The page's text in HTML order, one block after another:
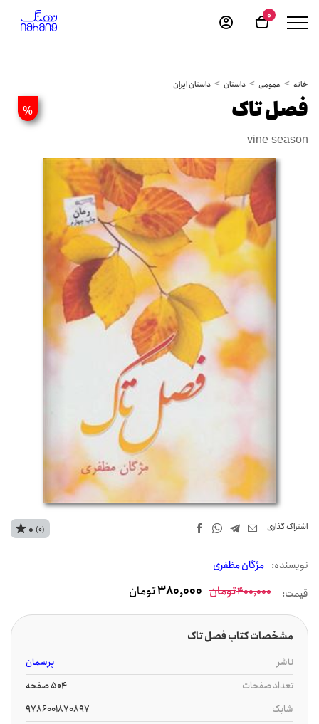
0
خانه عمومی داستان داستان ایران
% فصل تاک
vine season
اشتراک‌ گذاری
نويسنده: مژگان مظفری
0 (0)
قیمت: 400,000تومان 380,000تومان
مشخصات کتاب فصل تاک
ناشر
پرسمان
تعداد صفحات
504 صفحه
شابک
9786001870897